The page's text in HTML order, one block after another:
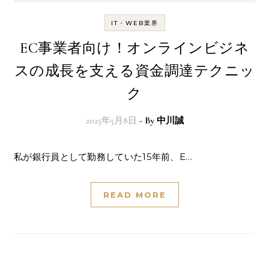
IT・WEB業界
EC事業者向け！オンラインビジネ
スの成長を支える資金調達テクニッ
ク
2025年5月8日 - By 中川誠
私が銀行員として勤務していた15年前、E…
READ MORE